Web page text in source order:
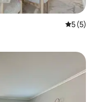
5 av 5 i
5 (5)